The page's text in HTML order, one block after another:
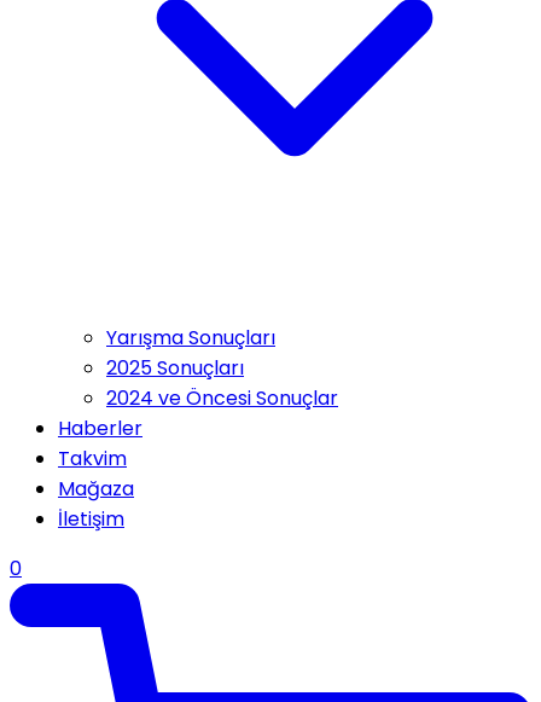
Yarışma Sonuçları
2025 Sonuçları
2024 ve Öncesi Sonuçlar
Haberler
Takvim
Mağaza
İletişim
0